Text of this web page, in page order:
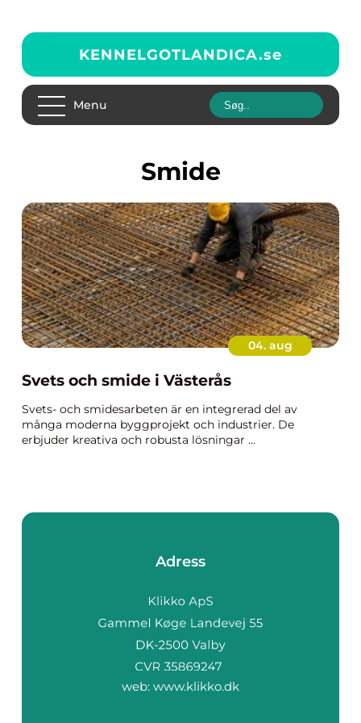
KENNELGOTLANDICA.se
Menu
Smide
04. aug
Svets och smide i Västerås
Svets- och smidesarbeten är en integrerad del av
många moderna byggprojekt och industrier. De
erbjuder kreativa och robusta lösningar ...
Adress
web: www.klikko.dk